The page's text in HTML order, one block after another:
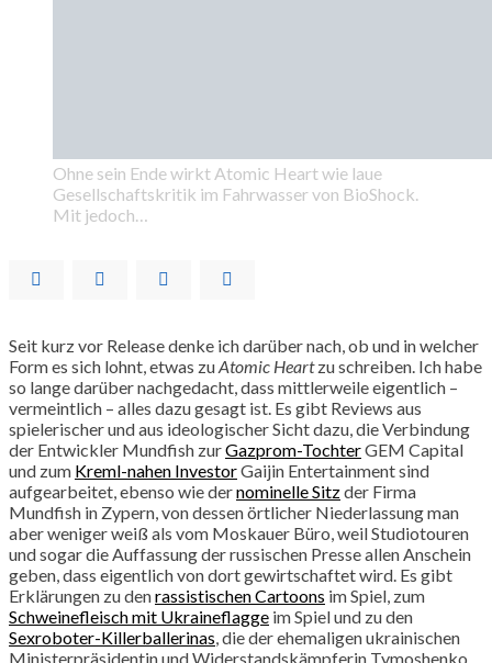
Ohne sein Ende wirkt Atomic Heart wie laue
Gesellschaftskritik im Fahrwasser von BioShock.
Mit jedoch…
Seit kurz vor Release denke ich darüber nach, ob und in welcher
Form es sich lohnt, etwas zuAtomic Heartzu schreiben. Ich habe
so lange darüber nachgedacht, dass mittlerweile eigentlich –
vermeintlich – alles dazu gesagt ist. Es gibt Reviews aus
spielerischer und aus ideologischer Sicht dazu, die Verbindung
der Entwickler Mundfish zurGazprom-TochterGEM Capital
und zum Kreml-nahen InvestorGaijin Entertainment sind
aufgearbeitet, ebenso wie dernominelle Sitzder Firma
Mundfish in Zypern, von dessen örtlicher Niederlassung man
aber weniger weiß als vom Moskauer Büro, weil Studiotouren
und sogar die Auffassung der russischen Presse allen Anschein
geben, dass eigentlich von dort gewirtschaftet wird. Es gibt
Erklärungen zu denrassistischen Cartoons im Spiel, zum
Schweinefleisch mit Ukraineflagge im Spiel und zu den
Sexroboter-Killerballerinas , die der ehemaligen ukrainischen
Ministerpräsidentin und Widerstandskämpferin Tymoshenko